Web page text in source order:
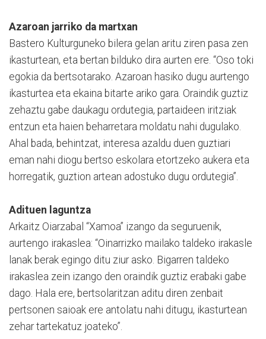
Azaroan jarriko da martxan
Bastero Kulturguneko bilera gelan aritu ziren pasa zen
ikasturtean, eta bertan bilduko dira aurten ere. “Oso toki
egokia da bertsotarako. Azaroan hasiko dugu aurtengo
ikasturtea eta ekaina bitarte ariko gara. Oraindik guztiz
zehaztu gabe daukagu ordutegia, partaideen iritziak
entzun eta haien beharretara moldatu nahi dugulako.
Ahal bada, behintzat, interesa azaldu duen guztiari
eman nahi diogu bertso eskolara etortzeko aukera eta
horregatik, guztion artean adostuko dugu ordutegia”.
Adituen laguntza
Arkaitz Oiarzabal “Xamoa” izango da seguruenik,
aurtengo irakaslea: “Oinarrizko mailako taldeko irakasle
lanak berak egingo ditu ziur asko. Bigarren taldeko
irakaslea zein izango den oraindik guztiz erabaki gabe
dago. Hala ere, bertsolaritzan aditu diren zenbait
pertsonen saioak ere antolatu nahi ditugu, ikasturtean
zehar tartekatuz joateko”.